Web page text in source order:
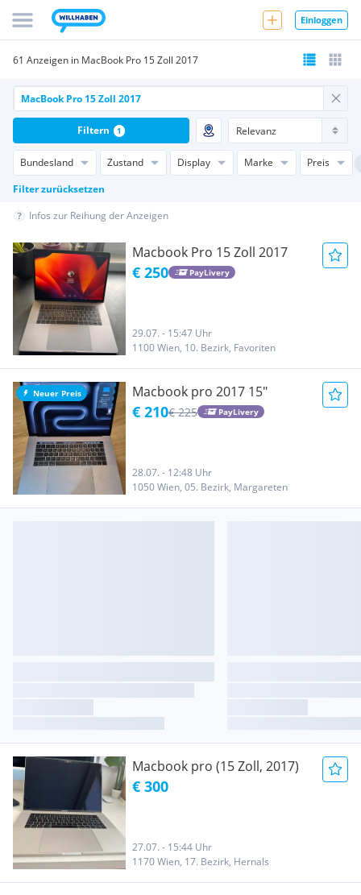
Einloggen
61 Anzeigen in MacBook Pro 15 Zoll 2017
Bundesland Zustand Display Marke
Preis
Filter zurücksetzen
Filtern 1
Infos zur Reihung der Anzeigen
Macbook Pro 15 Zoll 2017
€ 250 PayLivery
29.07. - 15:47 Uhr
1100 Wien, 10. Bezirk, Favoriten
Neuer Preis Macbook pro 2017 15"
€ 210€ 225 PayLivery
28.07. - 12:48 Uhr
1050 Wien, 05. Bezirk, Margareten
Macbook pro (15 Zoll, 2017)
€ 300
27.07. - 15:44 Uhr
1170 Wien, 17. Bezirk, Hernals